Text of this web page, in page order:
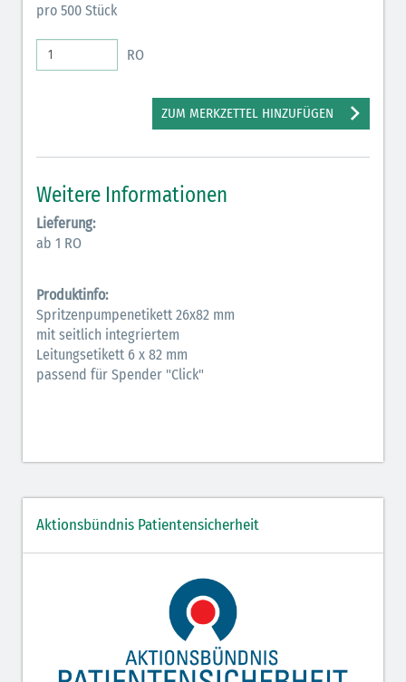
Elektrolyte NaCl (grün)
Inodilatatoren (rot-grün)
Bronchodilatatoren (blau-braun)
Hormone (braun-beige)
Hormone Insulin (braun-gelb)
pro 500 Stück
RO
ZUM MERKZETTEL HINZUFÜGEN
Weitere Informationen
Lieferung:
ab 1 RO
Produktinfo:
Spritzenpumpenetikett 26x82 mm
mit seitlich integriertem
Leitungsetikett 6 x 82 mm
passend für Spender "Click"
Aktionsbündnis Patientensicherheit